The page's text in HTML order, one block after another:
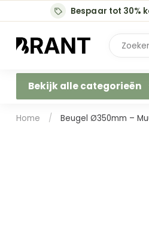
Bespaar tot 30%
Bekijk alle categorieën
Home / Beugel Ø350mm –